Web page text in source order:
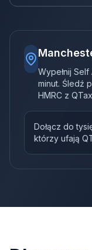
Wypełnij
minut. Śledź
HMRC z
Dołącz do
którzy ufają